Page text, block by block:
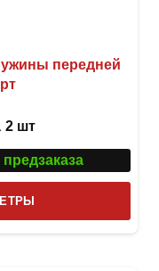
передней
2 шт
товар